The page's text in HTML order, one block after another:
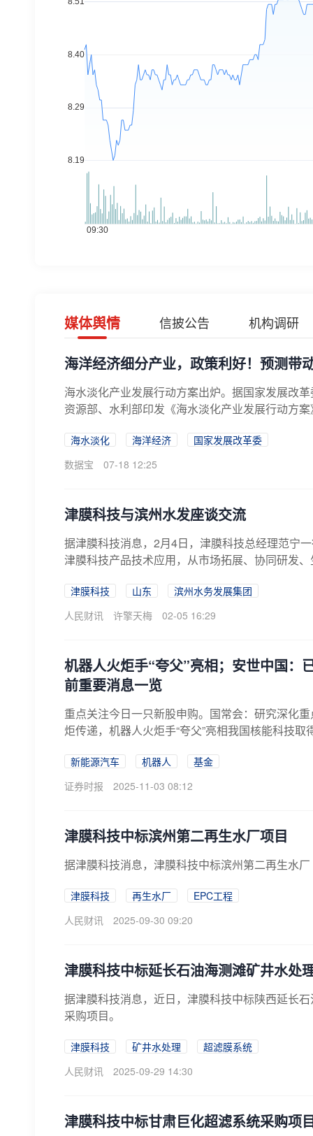
媒体舆情 信披公告 机构调研
海洋经济细分产业，政策利好！预测带
海水淡化产业发展行动方案出炉。据国家发展改
资源部、水利部印发《海水淡化产业发展行动方
海水淡化 海洋经济
国家发展改革委
数据宝
07-18 12:25
津膜科技与滨州水发座谈交流
据津膜科技消息，2月4日，津膜科技总经理范宁
津膜科技产品技术应用，从市场拓展、协同研发
津膜科技 山东
滨州水务发展集团
人民财讯
许擎天梅 02-05 16:29
机器人火炬手“夸父”亮相；安世中国
前重要消息一览
重点关注今日一只新股申购。国常会：研究深化
炬传递，机器人火炬手“夸父”亮相我国核能科技
新能源汽车 机器人
基金
证券时报
2025-11-03 08:12
津膜科技中标滨州第二再生水厂项目
据津膜科技消息，津膜科技中标滨州第二再生水
津膜科技 再生水厂
EPC工程
人民财讯
2025-09-30 09:20
津膜科技中标延长石油海测滩矿井水处
据津膜科技消息，近日，津膜科技中标陕西延长
采购项目。
津膜科技 矿井水处理
超滤膜系统
人民财讯
2025-09-29 14:30
津膜科技中标甘肃巨化超滤系统采购项